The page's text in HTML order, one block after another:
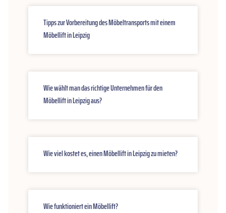
Tipps zur Vorbereitung des Möbeltransports mit einem
Möbellift in Leipzig
Wie wählt man das richtige Unternehmen für den
Möbellift in Leipzig aus?
Wie viel kostet es, einen Möbellift in Leipzig zu mieten?
Wie funktioniert ein Möbellift?